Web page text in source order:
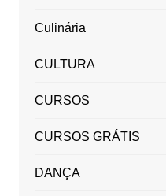
Culinária
CULTURA
CURSOS
CURSOS GRÁTIS
DANÇA